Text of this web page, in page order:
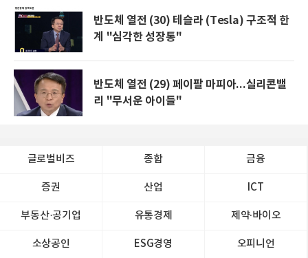
반도체 열전 (30) 테슬라 (Tesla) 구조적 한
계 "심각한 성장통"
반도체 열전 (29) 페이팔 마피아...실리콘밸
리 "무서운 아이들"
글로벌비즈 종합 금융
증권 산업 ICT
부동산·공기업 유통경제 제약∙바이오
소상공인 ESG경영 오피니언